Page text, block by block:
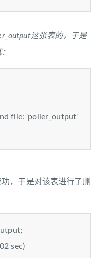
这张表的，于是
file: 'poller_output'
，于是对该表进行了删
sec)